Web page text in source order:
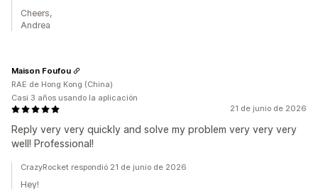
Cheers,
Andrea
21 de junio de 2026
Reply very very quickly and solve my problem very very very
well! Professional!
Maison Foufou
RAE de Hong Kong (China)
Casi 3 años usando la aplicación
CrazyRocket respondió 21 de junio de 2026
Hey!